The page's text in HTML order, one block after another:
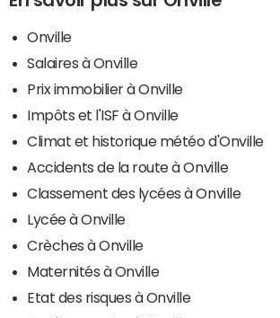
Onville
Salaires à Onville
Prix immobilier à Onville
Impôts et l'ISF à Onville
Climat et historique météo d'Onville
Accidents de la route à Onville
Classement des lycées à Onville
Lycée à Onville
Crèches à Onville
Maternités à Onville
Etat des risques à Onville